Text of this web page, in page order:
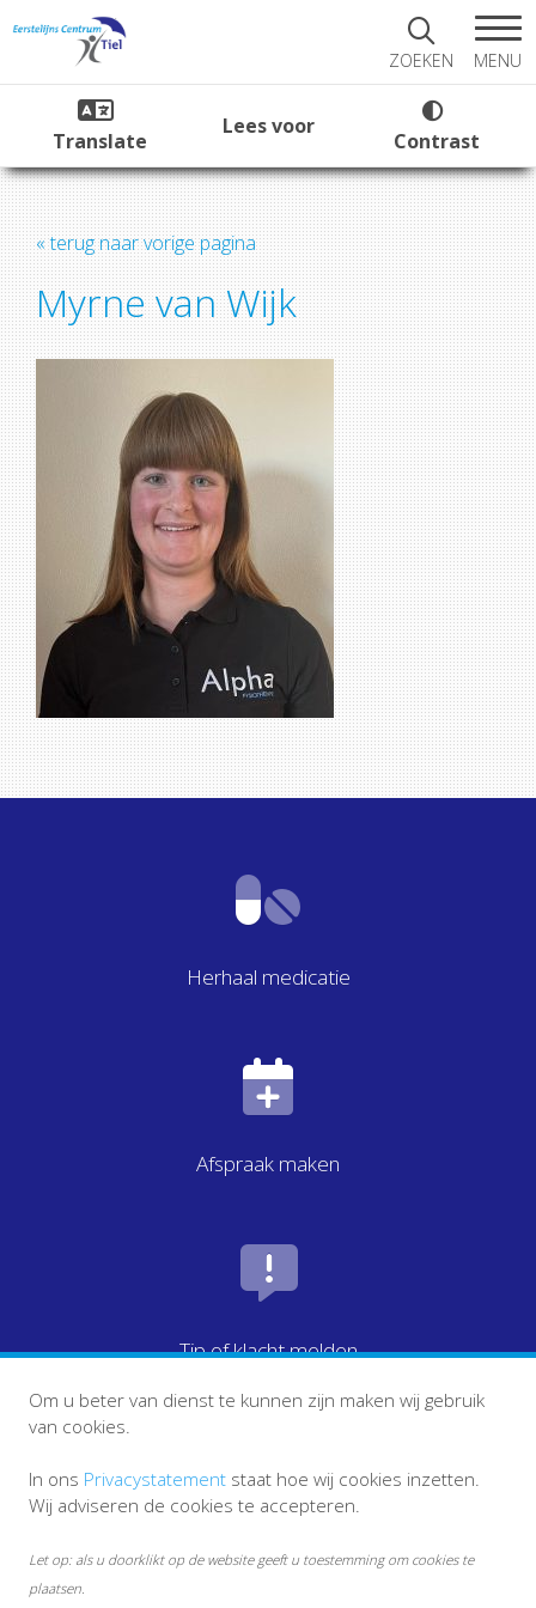
ZOEKEN MENU
Translate
Lees voor
Contrast
« terug naar vorige pagina
Myrne van Wijk
Herhaal medicatie
Afspraak maken
Tip of klacht melden
Om u beter van dienst te kunnen zijn maken wij gebruik
van cookies.
In ons Privacystatement staat hoe wij cookies inzetten.
Wij adviseren de cookies te accepteren.
Let op: als u doorklikt op de website geeft u toestemming om cookies te
plaatsen.